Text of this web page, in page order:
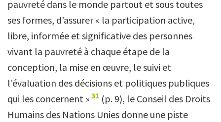
pauvreté dans le monde partout et sous toutes
ses formes, d’assurer « la participation active,
libre, informée et significative des personnes
vivant la pauvreté à chaque étape de la
conception, la mise en œuvre, le suivi et
l’évaluation des décisions et politiques publiques
qui les concernent » 31 (p. 9), le Conseil des Droits
Humains des Nations Unies donne une piste